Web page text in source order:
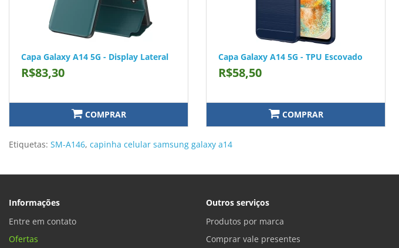
Capa Galaxy A14 5G - Display Lateral
R$83,30
COMPRAR
Capa Galaxy A14 5G - TPU Escovado
R$58,50
COMPRAR
Etiquetas: SM-A146, capinha celular samsung galaxy a14
Informações
Entre em contato
Ofertas
Outros serviços
Produtos por marca
Comprar vale presentes